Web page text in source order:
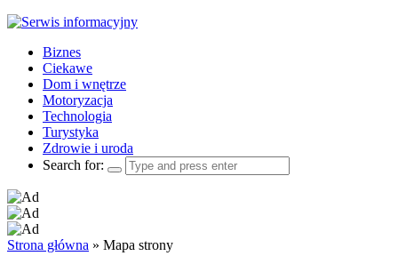
Biznes
Ciekawe
Dom i wnętrze
Motoryzacja
Technologia
Turystyka
Zdrowie i uroda
Search for:
Strona główna » Mapa strony